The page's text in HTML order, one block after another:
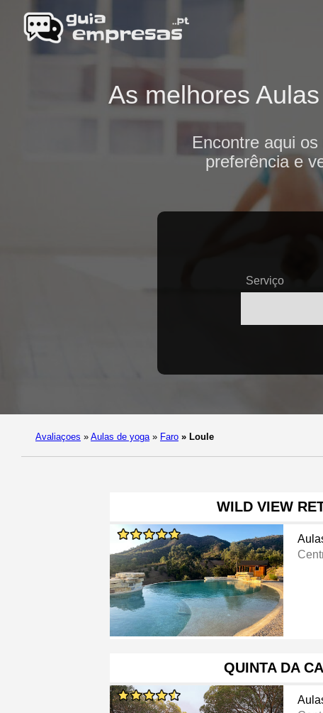
As melhores
Encontre aqui
preferência e
Serviço
Avaliaçoes » Aulas de yoga » Faro » Loule
WILD VIEW
QUINTA DA